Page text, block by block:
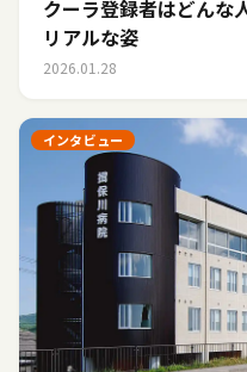
クーラ登録者はどんな
リアルな姿
2026.01.28
インタビュー